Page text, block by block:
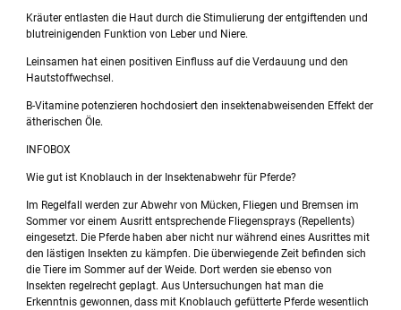
Kräuter entlasten die Haut durch die Stimulierung der entgiftenden und
blutreinigenden Funktion von Leber und Niere.
Leinsamen hat einen positiven Einfluss auf die Verdauung und den
Hautstoffwechsel.
B-Vitamine potenzieren hochdosiert den insektenabweisenden Effekt der
ätherischen Öle.
INFOBOX
Wie gut ist Knoblauch in der Insektenabwehr für Pferde?
Im Regelfall werden zur Abwehr von Mücken, Fliegen und Bremsen im
Sommer vor einem Ausritt entsprechende Fliegensprays (Repellents)
eingesetzt. Die Pferde haben aber nicht nur während eines Ausrittes mit
den lästigen Insekten zu kämpfen. Die überwiegende Zeit befinden sich
die Tiere im Sommer auf der Weide. Dort werden sie ebenso von
Insekten regelrecht geplagt. Aus Untersuchungen hat man die
Erkenntnis gewonnen, dass mit Knoblauch gefütterte Pferde wesentlich